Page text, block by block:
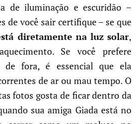
de iluminação e escuridão –
de você sair certifique – se que
diretamente na luz solar,
Se você prefere
fora, é essencial que ela
de ar ou mau tempo. O
fotos gosta de ficar dentro da
sua amiga Giada está no